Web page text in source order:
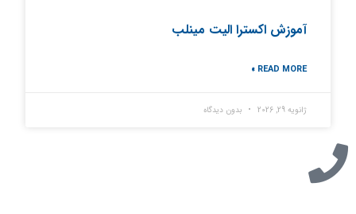
آموزش اکسترا الیت مینلب
READ MORE »
ژانویه 29, 2026 بدون دیدگاه